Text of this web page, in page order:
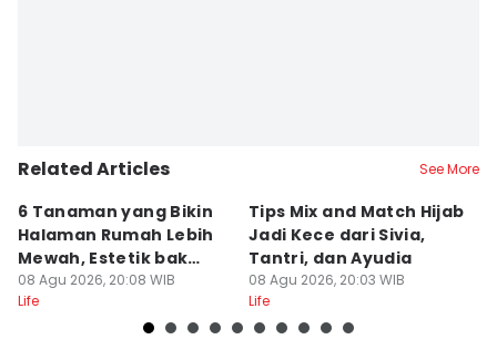
Related Articles See More
6 Tanaman yang Bikin
Halaman Rumah Lebih
Mewah, Estetik bak
Resor
08 Agu 2026, 20:08 WIB
Life
Tips Mix and Match Hijab
Jadi Kece dari Sivia,
Tantri, dan Ayudia
08 Agu 2026, 20:03 WIB
Life